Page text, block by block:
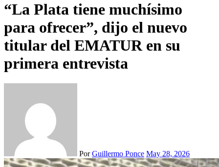
“La Plata tiene muchísimo
para ofrecer”, dijo el nuevo
titular del EMATUR en su
primera entrevista
PorGuillermo Ponce May 28, 2026